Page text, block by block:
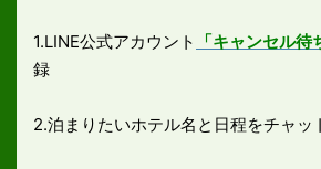
1.LINE公式アカウント 「キャンセル待
録
2.泊まりたいホテル名と日程をチャッ